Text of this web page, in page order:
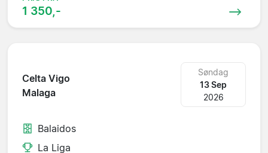
1 350,-
Celta Vigo
Malaga
Søndag
13 Sep
2026
Balaidos
La Liga